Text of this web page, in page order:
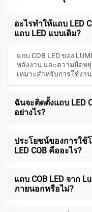
อะไรทำให้แถบ LED
แถบ LED แบบเดิม?
แถบ COB LED ของ
พลังงาน และความยืดห
เหมาะสำหรับการใช้งา
ฉันจะติดตั้งแถบ LED
อย่างไร?
ประโยชน์ของการใช้
LED COB คืออะไร?
แถบ COB LED จาก
ภายนอกหรือไม่?